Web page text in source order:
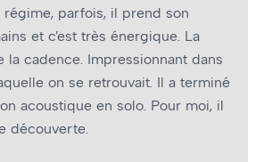
parfois, il prend son
et c’est très énergique. La
la cadence. Impressionnant dans
on se retrouvait. Il a terminé
acoustique en solo. Pour moi, il
découverte.